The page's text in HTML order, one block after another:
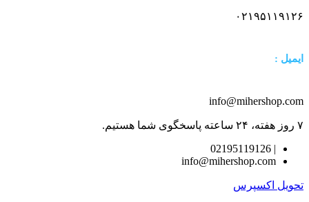
۰۲۱۹۵۱۱۹۱۲۶
ایمیل :
info@mihershop.com
۷ روز هفته، ۲۴ ساعته پاسخگوی شما هستیم.
| 02195119126
info@mihershop.com
تحویل اکسپرس